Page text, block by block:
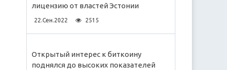
лицензию от властей Эстонии
22.Сен.2022 2515
Открытый интерес к биткоину
поднялся до высоких показателей